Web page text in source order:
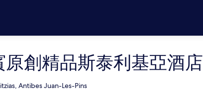
創精品斯泰利基亞酒店
Antibes Juan-Les-Pins